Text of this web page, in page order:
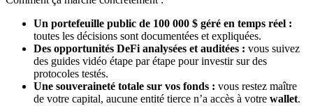
Un portefeuille public de 100 000 $ géré en temps réel :
toutes les décisions sont documentées et expliquées.
Des opportunités DeFi analysées et auditées : vous suivez
des guides vidéo étape par étape pour investir sur des
protocoles testés.
Une souveraineté totale sur vos fonds : vous restez maître
de votre capital, aucune entité tierce n’a accès à votre wallet.